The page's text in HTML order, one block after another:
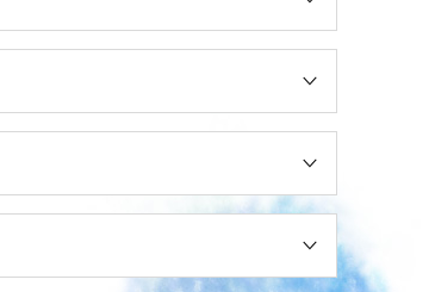
を持ち、日常生活に活力を持ち、自立
ションなどの各種サービスを提供する